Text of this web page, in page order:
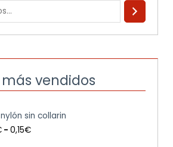
vendidos
sin collarin
- 0,15€
a
n